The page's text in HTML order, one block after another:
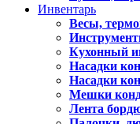
Инвентарь
Весы,
Кухонный
Насадки
Насадки
Мешки
Лента